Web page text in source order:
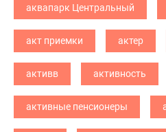
аквапарк Центральный
акт приемки актер
активв активность
активные пенсионеры